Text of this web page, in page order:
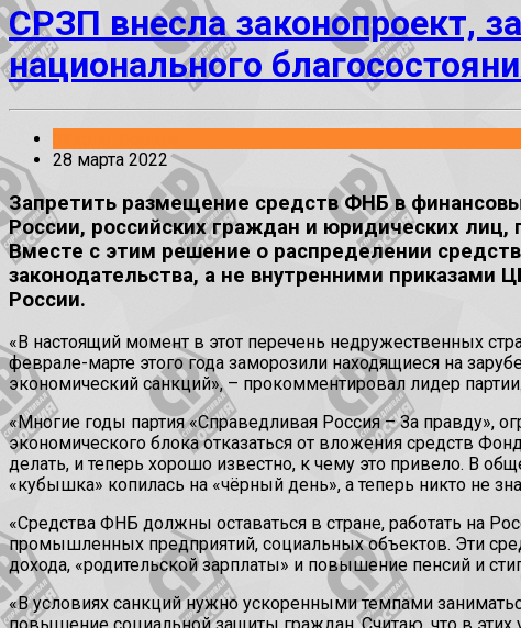
СРЗП внесла законопроект,
национального
28 марта 2022
Запретить размещение средств ФНБ в
России, российских граждан и юридических
Вместе с этим решение о распределении
законодательства, а не внутренними приказами
России.
«В настоящий момент в этот перечень недружественных
феврале-марте этого года заморозили находящиеся на
экономический санкций», – прокомментировал лидер
«Многие годы партия «Справедливая Россия – За правду»,
экономического блока отказаться от вложения средств
делать, и теперь хорошо известно, к чему это привело. В
«кубышка» копилась на «чёрный день», а теперь никто не
«Средства ФНБ должны оставаться в стране, работать на
промышленных предприятий, социальных объектов. Эти
дохода, «родительской зарплаты» и повышение пенсий и
«В условиях санкций нужно ускоренными темпами